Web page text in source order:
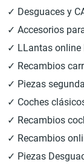
✓ Desguaces y
✓ Accesorios
✓ LLantas online
✓ Recambios
✓ Piezas
✓ Coches
✓ Recambios
✓ Recambios
✓ Piezas